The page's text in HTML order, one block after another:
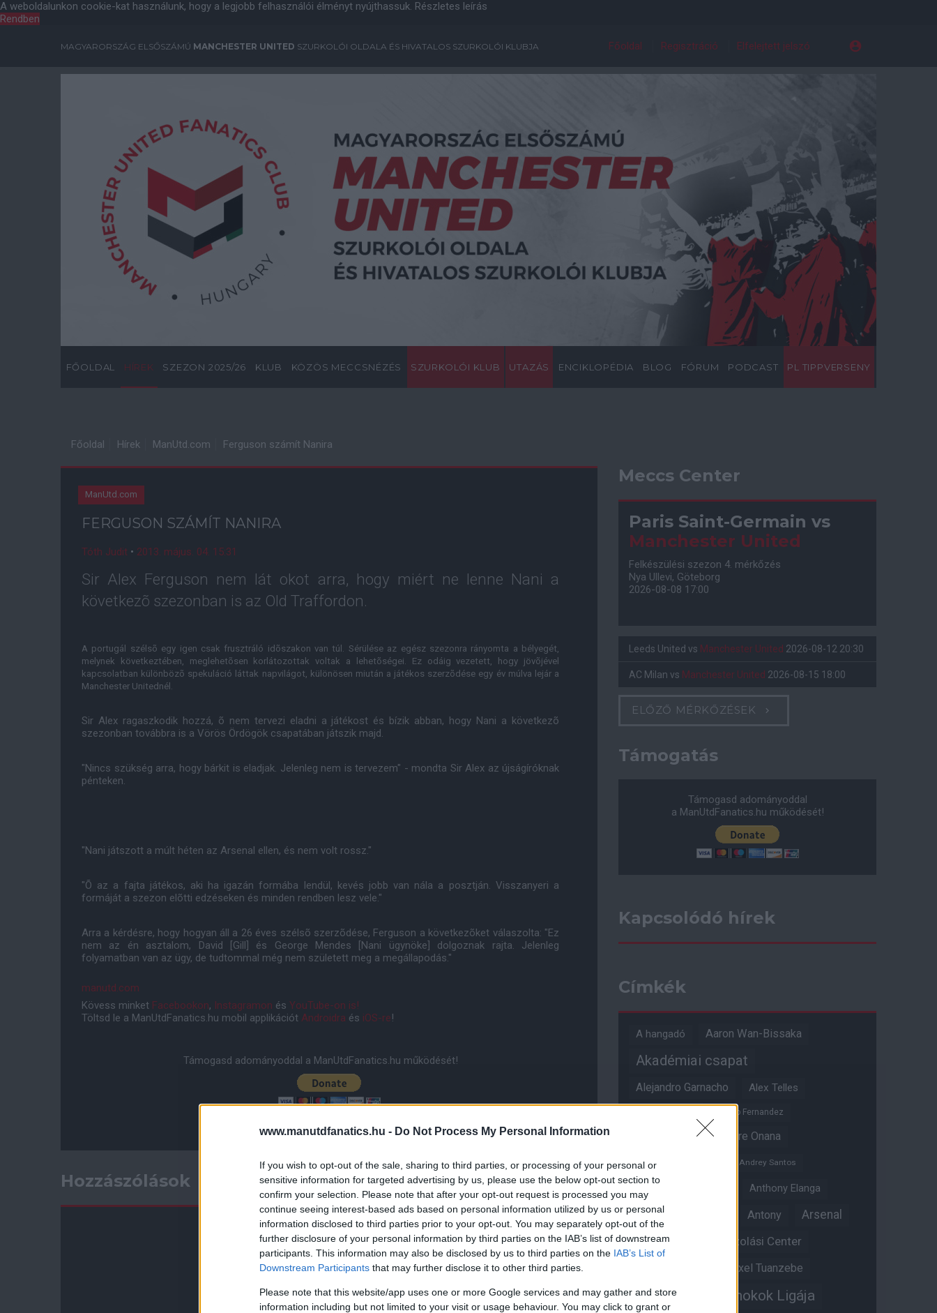
www.manutdfanatics.hu - Do Not Process My Personal Information
If you wish to opt-out of the sale, sharing to third parties, or processing of your personal or
sensitive information for targeted advertising by us, please use the below opt-out section to
confirm your selection. Please note that after your opt-out request is processed you may
continue seeing interest-based ads based on personal information utilized by us or personal
information disclosed to third parties prior to your opt-out. You may separately opt-out of the
further disclosure of your personal information by third parties on the IAB’s list of downstream
participants. This information may also be disclosed by us to third parties on the IAB’s List of
Downstream Participants that may further disclose it to other third parties.
Please note that this website/app uses one or more Google services and may gather and store
information including but not limited to your visit or usage behaviour. You may click to grant or
A weboldalunkon cookie-kat használunk, hogy a legjobb felhasználói élményt nyújthassuk. Részletes leírás
Rendben
MAGYARORSZÁG ELSŐSZÁMÚ MANCHESTER UNITED SZURKOLÓI OLDALA ÉS HIVATALOS SZURKOLÓI KLUBJA Főoldal Regisztráció Elfelejtett jelszó
FŐOLDAL HÍREK SZEZON 2025/26 KLUB KÖZÖS MECCSNÉZÉS SZURKOLÓI KLUB UTAZÁS ENCIKLOPÉDIA BLOG FÓRUM PODCAST PL TIPPVERSENY
Főoldal Hírek ManUtd.com Ferguson számít Nanira
ManUtd.com
FERGUSON SZÁMÍT NANIRA
Tóth Judit • 2013. május. 04. 15:31
Sir Alex Ferguson nem lát okot arra, hogy miért ne lenne Nani a
következõ szezonban is az Old Traffordon.
A portugál szélsõ egy igen csak frusztráló idõszakon van túl. Sérülése az egész szezonra rányomta a bélyegét,
melynek következtében, meglehetõsen korlátozottak voltak a lehetõségei. Ez odáig vezetett, hogy jövõjével
kapcsolatban különbözõ spekuláció láttak napvilágot, különösen miután a játékos szerzõdése egy év múlva lejár a
Manchester Unitednél.
Sir Alex ragaszkodik hozzá, õ nem tervezi eladni a játékost és bízik abban, hogy Nani a következõ
szezonban továbbra is a Vörös Ördögök csapatában játszik majd.
"Nincs szükség arra, hogy bárkit is eladjak. Jelenleg nem is tervezem" - mondta Sir Alex az újságíróknak
pénteken.
"Nani játszott a múlt héten az Arsenal ellen, és nem volt rossz."
"Õ az a fajta játékos, aki ha igazán formába lendül, kevés jobb van nála a posztján. Visszanyeri a
formáját a szezon elõtti edzéseken és minden rendben lesz vele."
Arra a kérdésre, hogy hogyan áll a 26 éves szélsõ szerzõdése, Ferguson a következõket válaszolta: "Ez
nem az én asztalom, David [Gill] és George Mendes [Nani ügynöke] dolgoznak rajta. Jelenleg
folyamatban van az ügy, de tudtommal még nem született meg a megállapodás."
manutd.com
Kövess minket Facebookon, Instagramon és YouTube-on is!
Töltsd le a ManUtdFanatics.hu mobil applikációt Androidra és iOS-re!
Támogasd adományoddal a ManUtdFanatics.hu működését!
Hozzászólások
Meccs Center
Paris Saint-Germain vs
Manchester United
Felkészülési szezon 4. mérkőzés
Nya Ullevi, Göteborg
2026-08-08 17:00
Leeds United vs Manchester United 2026-08-12 20:30
AC Milan vs Manchester United 2026-08-15 18:00
ELŐZŐ MÉRKŐZÉSEK
Támogatás
Támogasd adományoddal
a ManUtdFanatics.hu működését!
Kapcsolódó hírek
Címkék
A hangadó Aaron Wan-Bissaka
Akadémiai csapat
Alejandro Garnacho Alex Telles
Alvaro Fernandez
Amad Diallo
Andre Onana
Andreas Pereira
Andrey Santos
Angol válogatott Anthony Elanga
Anthony Martial Antony Arsenal
Aston Villa Átigazolási Center
Axel Tuanzebe
Ayden Heaven Bajnokok Ligája